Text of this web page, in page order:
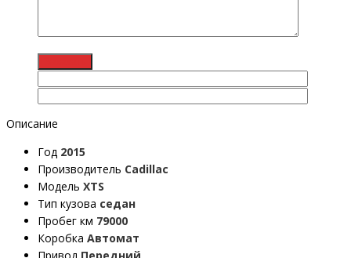
Описание
Год 2015
Производитель Cadillac
Модель XTS
Тип кузова седан
Пробег км 79000
Коробка Автомат